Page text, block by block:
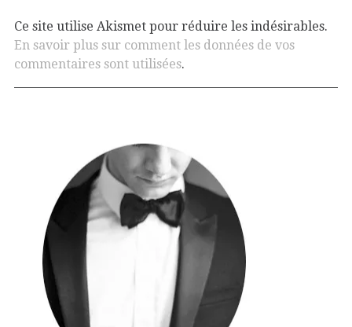
Ce site utilise Akismet pour réduire les indésirables.
En savoir plus sur comment les données de vos
commentaires sont utilisées.